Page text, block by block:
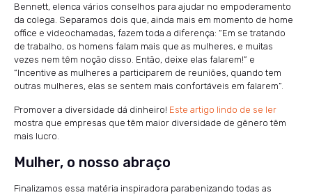
Bennett, elenca vários conselhos para ajudar no empoderamento
da colega. Separamos dois que, ainda mais em momento de home
office e videochamadas, fazem toda a diferença: “Em se tratando
de trabalho, os homens falam mais que as mulheres, e muitas
vezes nem têm noção disso. Então, deixe elas falarem!” e
“Incentive as mulheres a participarem de reuniões, quando tem
outras mulheres, elas se sentem mais confortáveis em falarem”.
Promover a diversidade dá dinheiro! Este artigo lindo de se ler
mostra que empresas que têm maior diversidade de gênero têm
mais lucro.
Mulher, o nosso abraço
Finalizamos essa matéria inspiradora parabenizando todas as